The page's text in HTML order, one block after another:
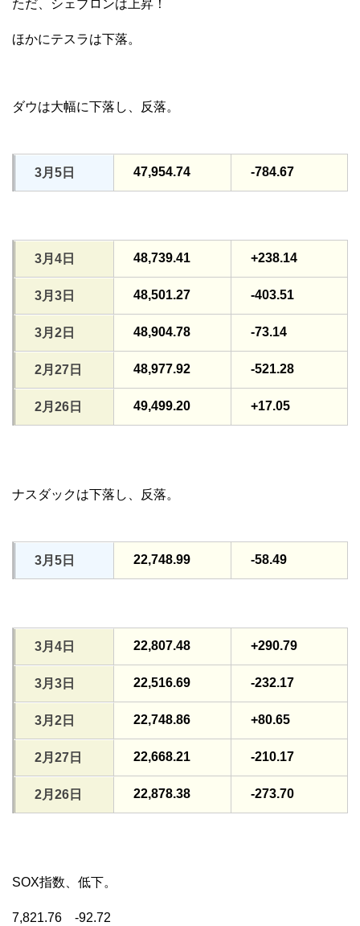
ただ、シェブロンは上昇！
ほかにテスラは下落。
ダウは大幅に下落し、反落。
3月5日 47,954.74 -784.67
3月4日 48,739.41 +238.14
3月3日 48,501.27 -403.51
3月2日 48,904.78 -73.14
2月27日 48,977.92 -521.28
2月26日 49,499.20 +17.05
ナスダックは下落し、反落。
3月5日 22,748.99 -58.49
3月4日 22,807.48 +290.79
3月3日 22,516.69 -232.17
3月2日 22,748.86 +80.65
2月27日 22,668.21 -210.17
2月26日 22,878.38 -273.70
SOX指数、低下。
7,821.76 -92.72